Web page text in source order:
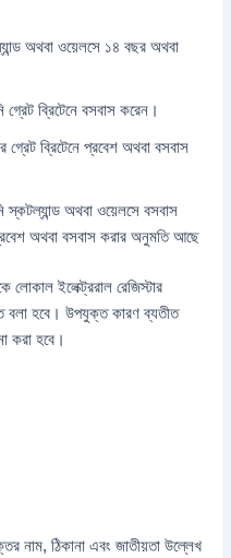
অথবা ওয়েলসে ১৪ বছর অথবা
ব্রিটেনে বসবাস করেন।
গ্রেট ব্রিটেনে প্রবেশ অথবা বসবাস
স্কটল্যান্ড অথবা ওয়েলসে বসবাস
অথবা বসবাস করার অনুমতি আছে
ইলেক্ট্ররাল রেজিস্টার
বলা হবে। উপযুক্ত কারণ ব্যতীত
করা হবে।
নাম, ঠিকানা এবং জাতীয়তা উল্লেখ